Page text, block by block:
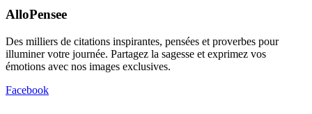
AlloPensee
Des milliers de citations inspirantes, pensées et proverbes pour
illuminer votre journée. Partagez la sagesse et exprimez vos
émotions avec nos images exclusives.
Facebook